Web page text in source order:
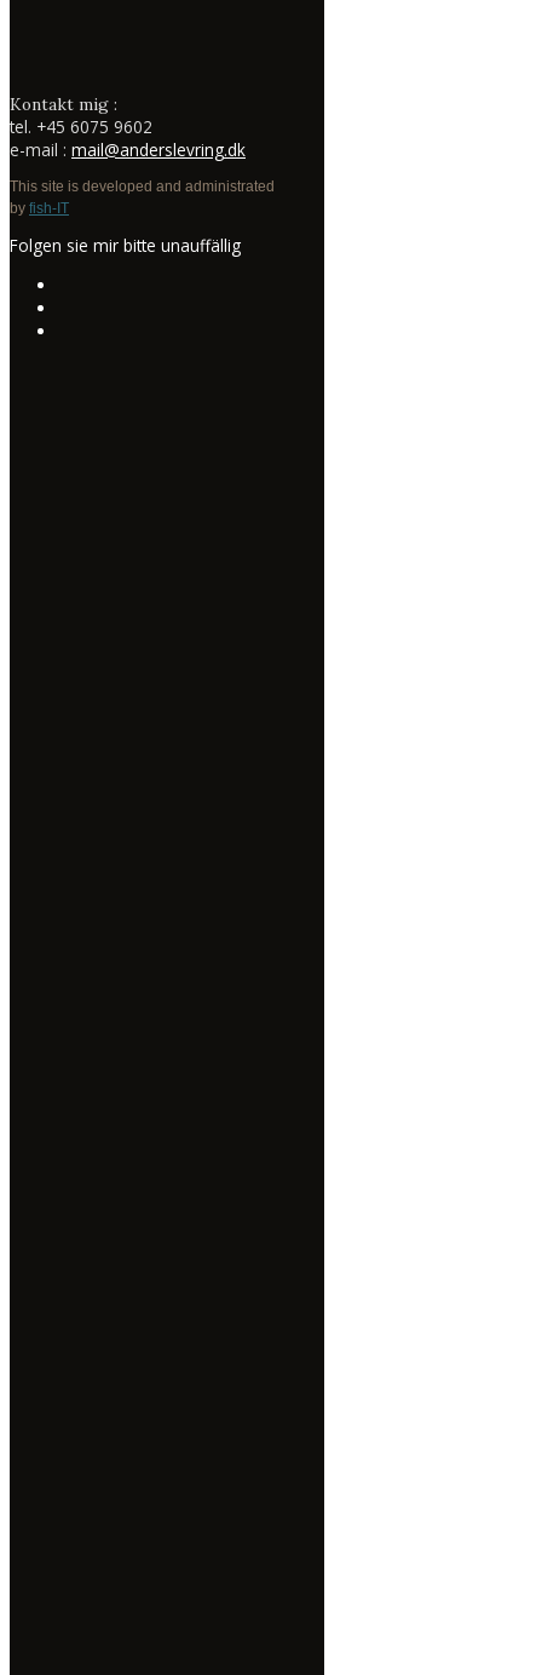
Kontakt mig :
tel. +45 6075 9602
e-mail : mail@anderslevring.dk
This site is developed and administrated
by fish-IT
Folgen sie mir bitte unauffällig